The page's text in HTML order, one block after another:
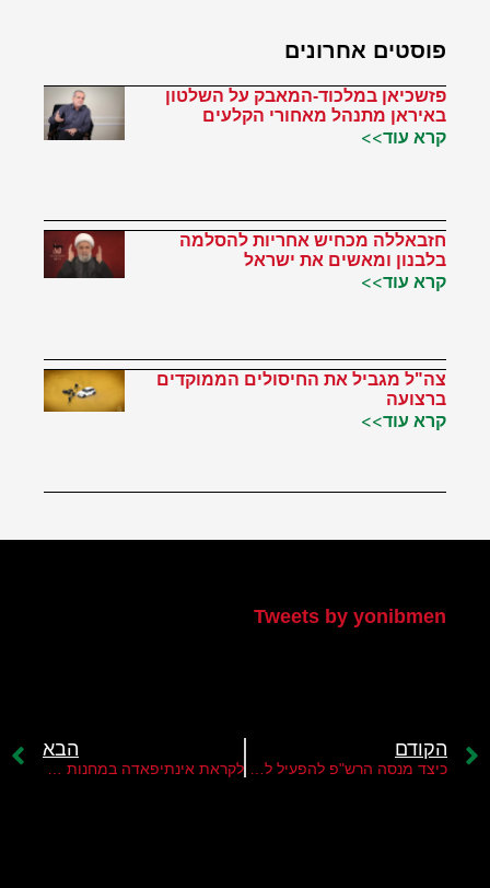
פוסטים אחרונים
פזשכיאן במלכוד-המאבק על השלטון
באיראן מתנהל מאחורי הקלעים
קרא עוד>>
חזבאללה מכחיש אחריות להסלמה
בלבנון ומאשים את ישראל
קרא עוד>>
צה"ל מגביל את החיסולים הממוקדים
ברצועה
קרא עוד>>
Tweets by yonibmen
הקודם
כיצד מנסה הרש"פ להפעיל לחץ על ישראל?
הבא
לקראת אינתיפאדה במחנות הפליטים בלבנון?